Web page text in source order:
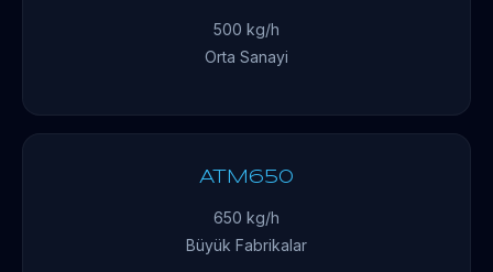
500 kg/h
Orta Sanayi
ATM650
650 kg/h
Büyük Fabrikalar